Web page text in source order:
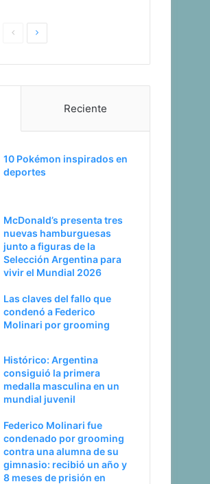
PaginaSiguiente
Reciente
10 Pokémon inspirados en
deportes
McDonald’s presenta tres
nuevas hamburguesas
junto a figuras de la
Selección Argentina para
vivir el Mundial 2026
Las claves del fallo que
condenó a Federico
Molinari por grooming
Histórico: Argentina
consiguió la primera
medalla masculina en un
mundial juvenil
Federico Molinari fue
condenado por grooming
contra una alumna de su
gimnasio: recibió un año y
8 meses de prisión en